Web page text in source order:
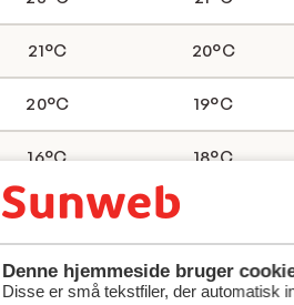
Denne hjemmeside bruger
Disse er små tekstfiler, der automatisk
21°C 20°C
20°C 19°C
16°C 18°C
13°C